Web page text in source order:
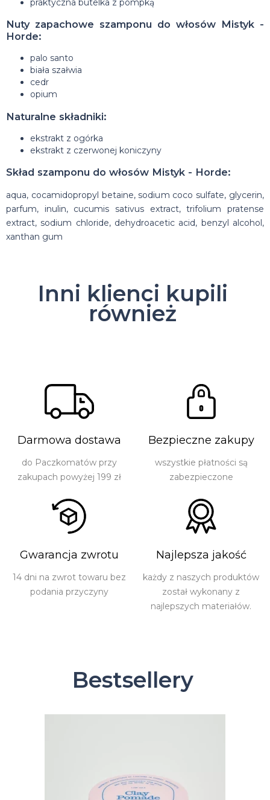
Nuty zapachowe szamponu do włosów Mistyk -
Horde:
palo santo
biała szałwia
cedr
opium
Naturalne składniki:
ekstrakt z ogórka
ekstrakt z czerwonej koniczyny
Skład szamponu do włosów Mistyk - Horde:
aqua, cocamidopropyl betaine, sodium coco sulfate, glycerin,
parfum, inulin, cucumis sativus extract, trifolium pratense
extract, sodium chloride, dehydroacetic acid, benzyl alcohol,
xanthan gum
Inni klienci kupili
również
Darmowa dostawa
do Paczkomatów przy
zakupach powyżej 199 zł
Bezpieczne zakupy
wszystkie płatności są
zabezpieczone
Gwarancja zwrotu
14 dni na zwrot towaru bez
podania przyczyny
Najlepsza jakość
każdy z naszych produktów
został wykonany z
najlepszych materiałów.
Bestsellery